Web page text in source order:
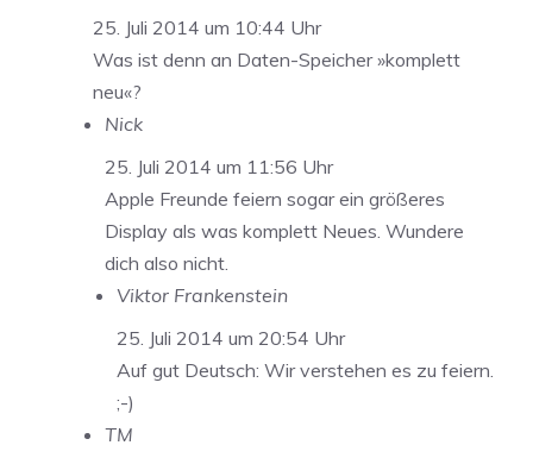
25. Juli 2014 um 10:44 Uhr
Was ist denn an Daten-Speicher »komplett
neu«?
Nick
25. Juli 2014 um 11:56 Uhr
Apple Freunde feiern sogar ein größeres
Display als was komplett Neues. Wundere
dich also nicht.
Viktor Frankenstein
25. Juli 2014 um 20:54 Uhr
Auf gut Deutsch: Wir verstehen es zu feiern.
;-)
TM